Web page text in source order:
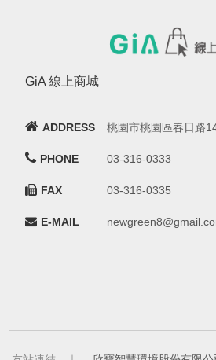
GiA 線上商城
ADDRESS 桃園市桃園區春日路
PHONE 03-316-0333
FAX 03-316-0335
E-MAIL